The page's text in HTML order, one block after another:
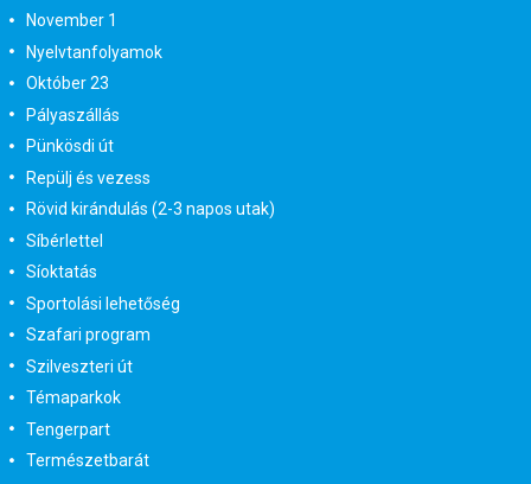
November 1
Nyelvtanfolyamok
Október 23
Pályaszállás
Pünkösdi út
Repülj és vezess
Rövid kirándulás (2-3 napos utak)
Síbérlettel
Síoktatás
Sportolási lehetőség
Szafari program
Szilveszteri út
Témaparkok
Tengerpart
Természetbarát